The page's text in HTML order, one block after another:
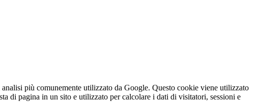
più comunemente utilizzato da Google. Questo cookie viene utilizzato
di pagina in un sito e utilizzato per calcolare i dati di visitatori, sessioni e